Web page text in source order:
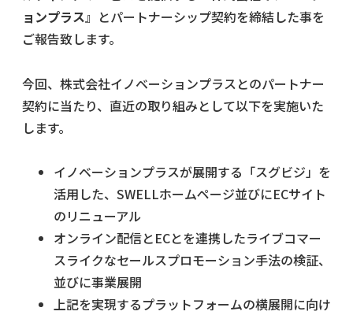
ョンプラス』とパートナーシップ契約を締結した事を
ご報告致します。
今回、株式会社イノベーションプラスとのパートナー
契約に当たり、直近の取り組みとして以下を実施いた
します。
イノベーションプラスが展開する「スグビジ」を
活用した、SWELLホームページ並びにECサイト
のリニューアル
オンライン配信とECとを連携したライブコマー
スライクなセールスプロモーション手法の検証、
並びに事業展開
上記を実現するプラットフォームの横展開に向け